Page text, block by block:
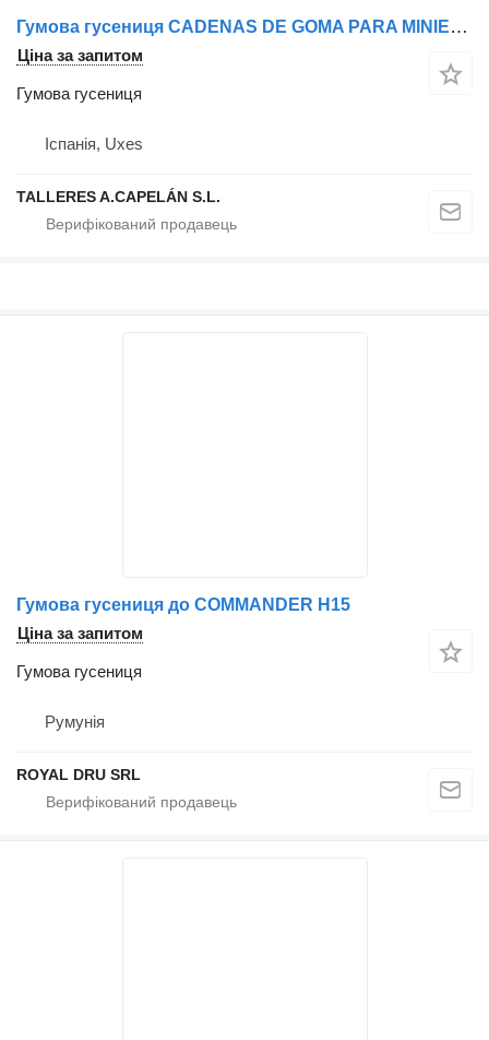
Гумова гусениця CADENAS DE GOMA PARA MINIEXCAVADORA 180X72X37
Ціна за запитом
Гумова гусениця
Іспанія, Uxes
TALLERES A.CAPELÁN S.L.
Гумова гусениця до COMMANDER H15
Ціна за запитом
Гумова гусениця
Румунія
ROYAL DRU SRL